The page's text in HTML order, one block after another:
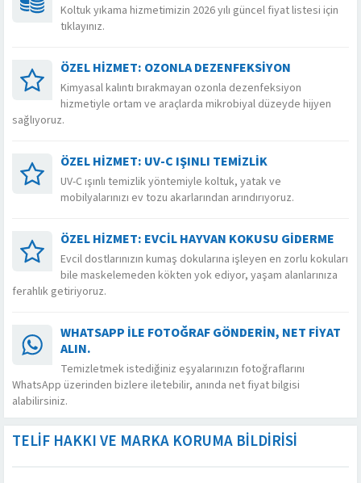
Koltuk yıkama hizmetimizin 2026 yılı güncel fiyat listesi için
tıklayınız.
ÖZEL HİZMET: OZONLA DEZENFEKSİYON
Kimyasal kalıntı bırakmayan ozonla dezenfeksiyon
hizmetiyle ortam ve araçlarda mikrobiyal düzeyde hijyen
sağlıyoruz.
ÖZEL HIZMET: UV-C IŞINLI TEMIZLIK
UV-C ışınlı temizlik yöntemiyle koltuk, yatak ve
mobilyalarınızı ev tozu akarlarından arındırıyoruz.
ÖZEL HIZMET: EVCIL HAYVAN KOKUSU GIDERME
Evcil dostlarınızın kumaş dokularına işleyen en zorlu kokuları
bile maskelemeden kökten yok ediyor, yaşam alanlarınıza
ferahlık getiriyoruz.
WHATSAPP ILE FOTOĞRAF GÖNDERIN, NET FIYAT
ALIN.
Temizletmek istediğiniz eşyalarınızın fotoğraflarını
WhatsApp üzerinden bizlere iletebilir, anında net fiyat bilgisi
alabilirsiniz.
TELIF HAKKI VE MARKA KORUMA BILDIRISI